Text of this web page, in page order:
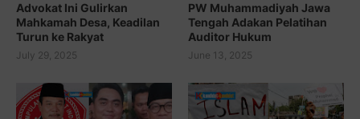
Advokat Ini Gulirkan
Mahkamah Desa, Keadilan
Turun ke Rakyat
July 29, 2025
PW Muhammadiyah Jawa
Tengah Adakan Pelatihan
Auditor Hukum
June 13, 2025